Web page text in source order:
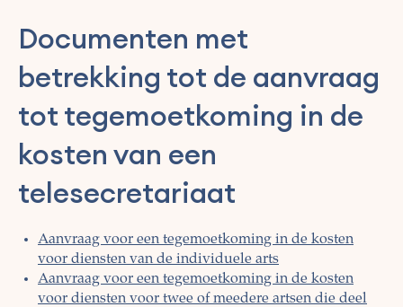
Documenten met
betrekking tot de aanvraag
tot tegemoetkoming in de
kosten van een
telesecretariaat
Aanvraag voor een tegemoetkoming in de kosten
voor diensten van de individuele arts
Aanvraag voor een tegemoetkoming in de kosten
voor diensten voor twee of meedere artsen die deel